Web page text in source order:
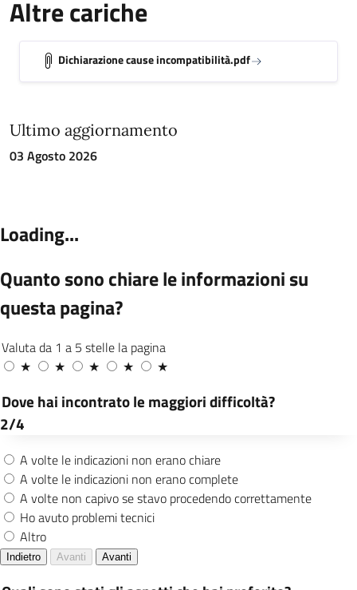
Altre cariche
Dichiarazione cause incompatibilità.pdf
Ultimo aggiornamento
03 Agosto 2026